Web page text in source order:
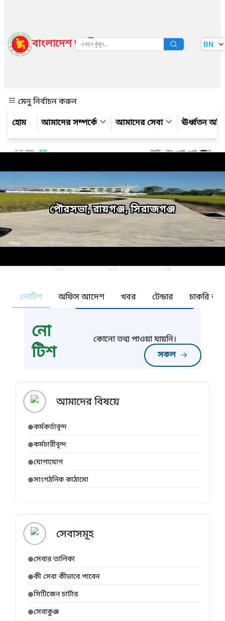
বাংলাদেশ জাতীয় তথ্য বাতায়ন BN
মেনু নির্বাচন করুন
আমাদের সম্পর্কে
আমাদের সেবা ঊর্ধ্বতন
পৌরসভা, রায়গঞ্জ, সিরাজগঞ্জ
নোটিশ অফিস আদেশ খবর টেন্ডার চাকরি
নো
টিশ
সকল
কোনো তথ্য পাওয়া যায়নি।
আমাদের বিষয়ে
কর্মকর্তাবৃন্দ
কর্মচারীবৃন্দ
যোগাযোগ
সাংগঠনিক কাঠামো
সেবাসমূহ
সেবার তালিকা
কী সেবা কীভাবে পাবেন
সিটিজেন চার্টার
সেবাকুঞ্জ